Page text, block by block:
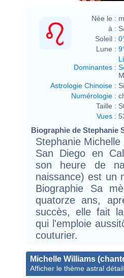
Née le :
à :
Soleil :
Lune :
Dominantes :
Astrologie Chinoise :
Numérologie :
Taille :
Vues :
Biographie de Stephanie
Stephanie
San Diego en
son heure de
naissance) est un
Biographie Sa
quatorze ans,
succès, elle fait
qui l'emploie
couturier.
Michelle Williams
Afficher le thème astral